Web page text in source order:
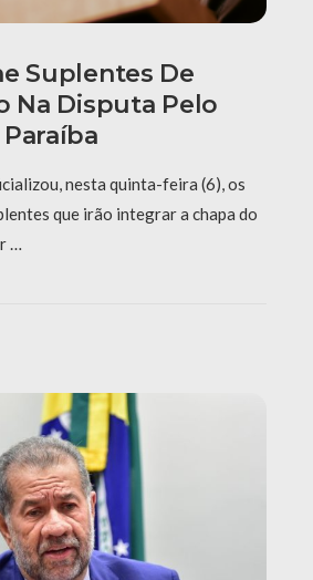
Suplentes De
Na Disputa Pelo
nesta quinta-feira (6), os
que irão integrar a chapa do
…